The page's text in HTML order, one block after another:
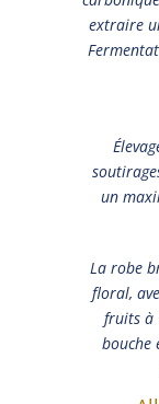
extraire
un
La robe
floral,
fruits à
bouche